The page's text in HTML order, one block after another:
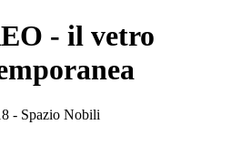
- il vetro
- Spazio Nobili